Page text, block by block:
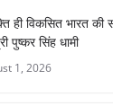
ही विकसित भारत
पुष्कर सिंह धामी
1, 2026